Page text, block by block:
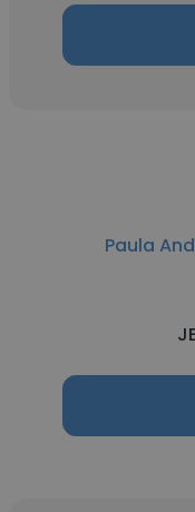
Paula